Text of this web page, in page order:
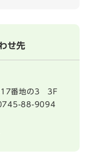
せ先
17番地の3 3F
88-9094